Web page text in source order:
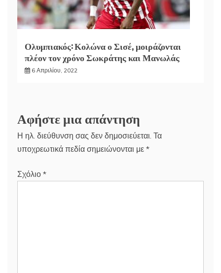
Ολυμπιακός: Κολώνα ο Σισέ, μοιράζονται
πλέον τον χρόνο Σωκράτης και Μανωλάς
6 Απριλίου, 2022
Αφήστε μια απάντηση
Η ηλ. διεύθυνση σας δεν δημοσιεύεται. Τα
υποχρεωτικά πεδία σημειώνονται με *
Σχόλιο *